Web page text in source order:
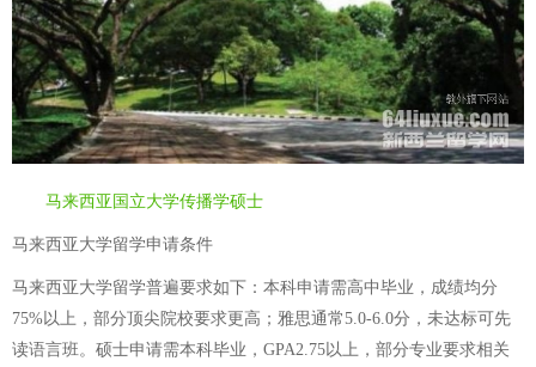
马来西亚国立大学传播学硕士
马来西亚大学留学申请条件
马来西亚大学留学普遍要求如下：本科申请需高中毕业，成绩均分
75%以上，部分顶尖院校要求更高；雅思通常5.0-6.0分，未达标可先
读语言班。硕士申请需本科毕业，GPA2.75以上，部分专业要求相关